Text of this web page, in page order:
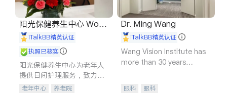
阳光保健养生中心 World
shine
iTalkBB精英认证
执照已核实
阳光保健养生中心为老年人
提供日间护理服务，致力于
通过持续的护理创新来有效
老年中心 养老院
Dr. Ming Wang
iTalkBB精英认证
Wang Vision Institute has
more than 30 years
眼科 眼科